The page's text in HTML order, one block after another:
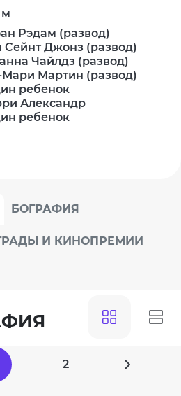
м
Рэдам (развод)
Сейнт Джонз (развод)
Чайлдз (развод)
Мартин (развод)
ребенок
Александр
ребенок
БОГРАФИЯ
И КИНОПРЕМИИ
2